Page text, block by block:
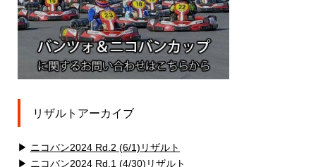
リザルトアーカイブ
▶ ニコバン2024 Rd.2 (6/1)リザルト
▶ ニコバン2024 Rd.1 (4/30)リザルト